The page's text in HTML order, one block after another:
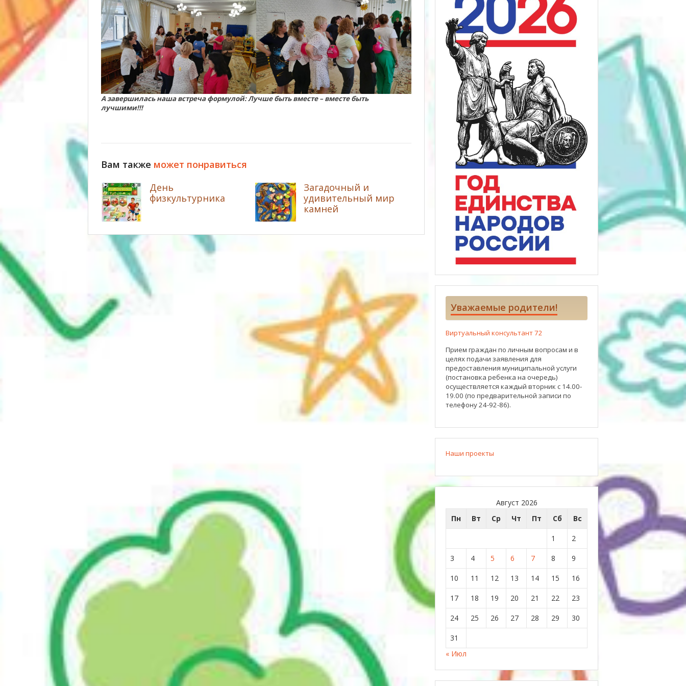
А завершилась наша встреча формулой: Лучше быть вместе – вместе быть
лучшими!!!
Вам также может понравиться
День
физкультурника
Загадочный и
удивительный мир
камней
Уважаемые родители!
Виртуальный консультант 72
Прием граждан по личным вопросам и в
целях подачи заявления для
предоставления муниципальной услуги
(постановка ребенка на очередь)
осуществляется каждый вторник с 14.00-
19.00 (по предварительной записи по
телефону 24-92-86).
Наши проекты
Август 2026
Пн
Вт Ср Чт Пт Сб Вс
1 2
3 4 5 6 7 8 9
10 11 12 13 14 15 16
17 18 19 20 21 22 23
24 25 26 27 28 29 30
31
« Июл